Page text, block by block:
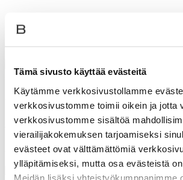
Tämä sivusto käyttää evästeitä
Käytämme verkkosivustollamme
verkkosivustomme toimii oikein ja jotta
verkkosivustomme sisältöä
vierailijakokemuksen tarjoamiseksi
evästeet ovat välttämättömiä
ylläpitämiseksi, mutta osa evästeistä on
Meidän lisäksi yhteistyökumppanimme
Balmuir huonetuoksu Balmuir
Como refill 500ML
Täyttöpullo huonetuoksulle
55 €
Como refill
Täyttöpullo
55 €